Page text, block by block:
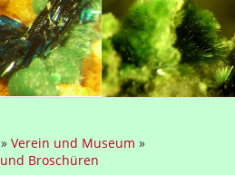
» Verein und Museum »
Broschüren